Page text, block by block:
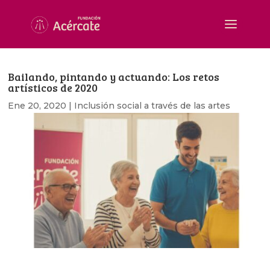
Bailando, pintando y actuando: Los retos
artísticos de 2020
Ene 20, 2020 | Inclusión social a través de las artes